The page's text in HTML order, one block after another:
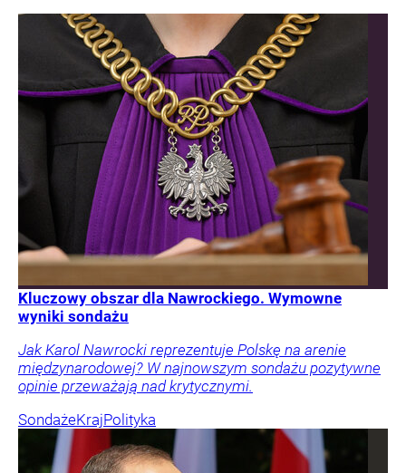
Kluczowy obszar dla Nawrockiego. Wymowne
wyniki sondażu
Jak Karol Nawrocki reprezentuje Polskę na arenie
międzynarodowej? W najnowszym sondażu pozytywne
opinie przeważają nad krytycznymi.
SondażeKrajPolityka